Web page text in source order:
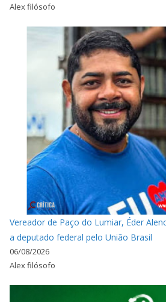
Alex filósofo
Vereador de Paço do Lumiar, Éder
a deputado federal pelo União Brasil
06/08/2026
Alex filósofo